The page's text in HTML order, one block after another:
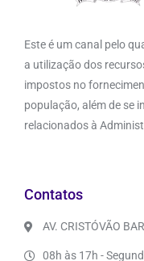
Este é um canal pelo
a utilização dos
impostos no
população, além de se
relacionados à
Contatos
AV. CRISTÓVÃO
08h às 17h -